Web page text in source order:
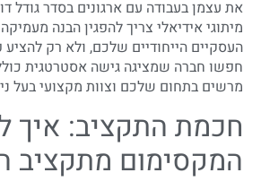
את עצמן בעבודה עם ארגונים בסדר גודל
מיתוגי אידיאלי צריך להפגין הבנה
העסקיים הייחודיים שלכם, ולא רק להציע
חפשו חברה שמציגה גישה אסטרטגית
מרשים בתחום שלכם וצוות מקצועי בעל
חכמת התקציב: איך
המקסימום מתקציב